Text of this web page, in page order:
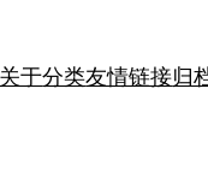
关于分类友情链接归